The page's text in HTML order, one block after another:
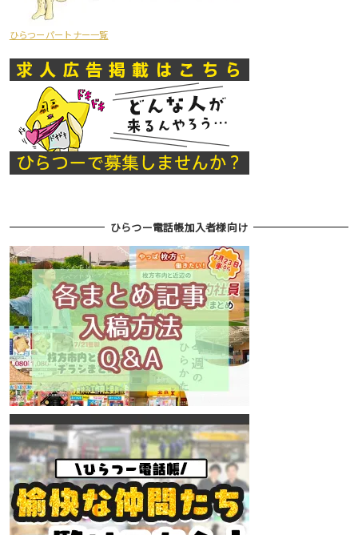
ひらつーパートナー一覧
ひらつー電話帳加入者様向け